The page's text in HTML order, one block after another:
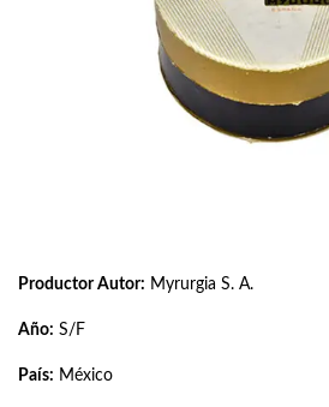
Productor Autor: Myrurgia S. A.
Año: S/F
País: México